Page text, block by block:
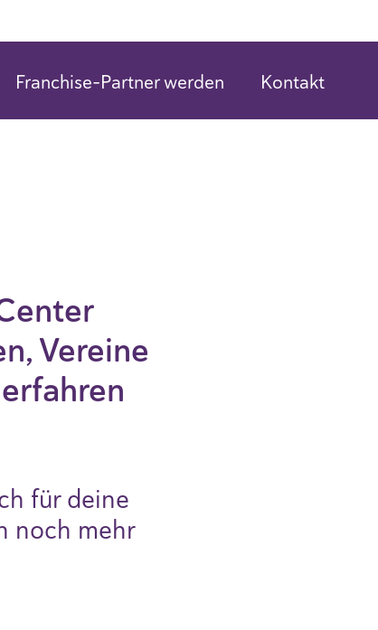
Franchise-Partner werden Kontakt
Vereine
für deine
noch mehr